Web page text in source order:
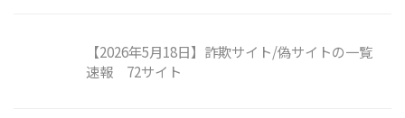
【2026年5月18日】詐欺サイト/偽サイトの一覧
速報 72サイト